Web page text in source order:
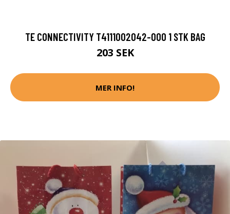
TE CONNECTIVITY T4111002042-000 1 STK BAG
203 SEK
MER INFO!